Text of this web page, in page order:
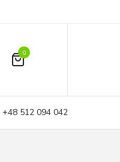
0
+48 512 094 042